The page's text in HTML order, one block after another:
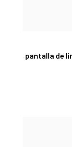
pantalla de